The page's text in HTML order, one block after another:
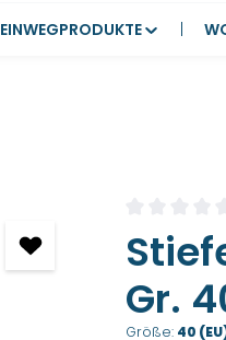
EINWEGPRODUKTE
Gr.
Größe: 40